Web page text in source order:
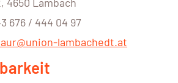
4650 Lambach
676 / 444 04 97
lambachedt.at